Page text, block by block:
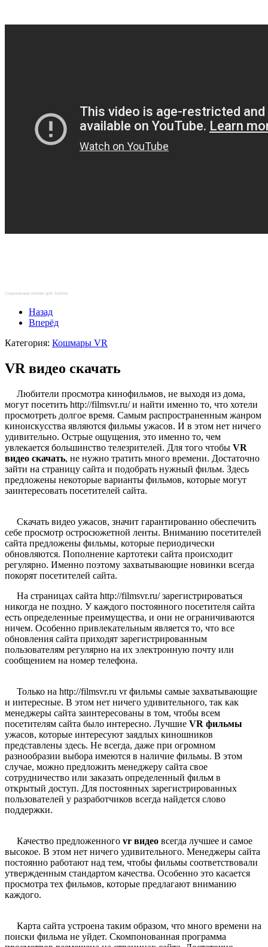
Социальные кнопки для Joomla
Назад
Вперёд
Категория: Кошмары VR
VR видео скачать
Любители просмотра кинофильмов, не выходя из дома,
могут посетить http://filmsvr.ru/ и найти именно то, что хотели
просмотреть долгое время. Самым распространенным жанром
киноискусства являются фильмы ужасов. И в этом нет ничего
удивительно. Острые ощущения, это именно то, чем
увлекается большинство телезрителей. Для того чтобы VR
видео скачать, не нужно тратить много времени. Достаточно
зайти на страницу сайта и подобрать нужный фильм. Здесь
предложены некоторые варианты фильмов, которые могут
заинтересовать посетителей сайта.
Скачать видео ужасов, значит гарантированно обеспечить
себе просмотр остросюжетной ленты. Вниманию посетителей
сайта предложены фильмы, которые периодически
обновляются. Пополнение картотеки сайта происходит
регулярно. Именно поэтому захватывающие новинки всегда
покорят посетителей сайта.
На страницах сайта http://filmsvr.ru/ зарегистрироваться
никогда не поздно. У каждого постоянного посетителя сайта
есть определенные преимущества, и они не ограничиваются
ничем. Особенно привлекательным является то, что все
обновления сайта приходят зарегистрированным
пользователям регулярно на их электронную почту или
сообщением на номер телефона.
Только на http://filmsvr.ru vr фильмы самые захватывающие
и интересные. В этом нет ничего удивительного, так как
менеджеры сайта заинтересованы в том, чтобы всем
посетителям сайта было интересно. Лучшие VR фильмы
ужасов, которые интересуют заядлых киношников
представлены здесь. Не всегда, даже при огромном
разнообразии выбора имеются в наличие фильмы. В этом
случае, можно предложить менеджеру сайта свое
сотрудничество или заказать определенный фильм в
открытый доступ. Для постоянных зарегистрированных
пользователей у разработчиков всегда найдется слово
поддержки.
Качество предложенного vr видео всегда лучшее и самое
высокое. В этом нет ничего удивительного. Менеджеры сайта
постоянно работают над тем, чтобы фильмы соответствовали
утвержденным стандартом качества. Особенно это касается
просмотра тех фильмов, которые предлагают вниманию
каждого.
Карта сайта устроена таким образом, что много времени на
поиски фильма не уйдет. Скомпонованная программа